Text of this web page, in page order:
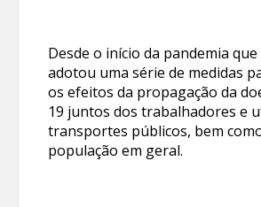
Desde o início da pandemia
adotou uma série de medidas
os efeitos da propagação da
19 juntos dos trabalhadores e
transportes públicos, bem
população em geral.